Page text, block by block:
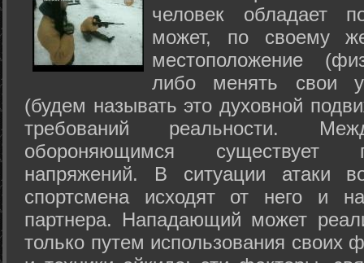
человек обладает
может, по своему
местоположение
либо менять свои
(будем называть это духовной
требований реальности.
обороняющимся существует
напряжений. В ситуации атаки
спортсмена исходят от него и
партнера. Нападающий может
только путем использования своих